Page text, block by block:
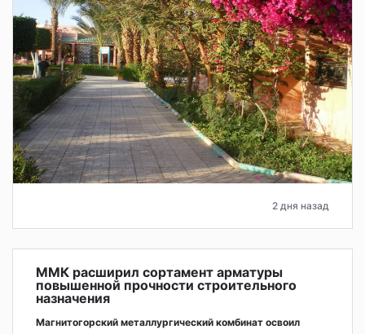
2 дня назад
ММК расширил сортамент арматуры
повышенной прочности строительного
назначения
Магнитогорский металлургический комбинат освоил